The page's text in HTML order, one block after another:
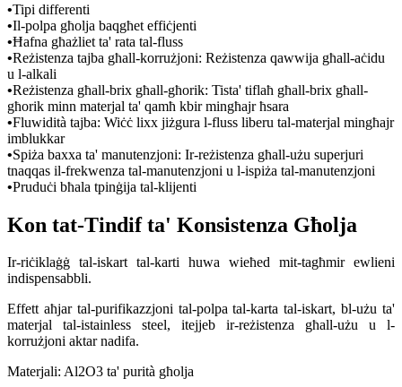
•Tipi differenti
•Il-polpa għolja baqgħet effiċjenti
•Ħafna għażliet ta' rata tal-fluss
•Reżistenza tajba għall-korrużjoni: Reżistenza qawwija għall-aċidu
u l-alkali
•Reżistenza għall-brix għall-għorik: Tista' tiflaħ għall-brix għall-
għorik minn materjal ta' qamħ kbir mingħajr ħsara
•Fluwidità tajba: Wiċċ lixx jiżgura l-fluss liberu tal-materjal mingħajr
imblukkar
•Spiża baxxa ta' manutenzjoni: Ir-reżistenza għall-użu superjuri
tnaqqas il-frekwenza tal-manutenzjoni u l-ispiża tal-manutenzjoni
•Pruduċi bħala tpinġija tal-klijenti
Kon tat-Tindif ta' Konsistenza Għolja
Ir-riċiklaġġ tal-iskart tal-karti huwa wieħed mit-tagħmir ewlieni
indispensabbli.
Effett aħjar tal-purifikazzjoni tal-polpa tal-karta tal-iskart, bl-użu ta'
materjal tal-istainless steel, itejjeb ir-reżistenza għall-użu u l-
korrużjoni aktar nadifa.
Materjali: Al2O3 ta' purità għolja